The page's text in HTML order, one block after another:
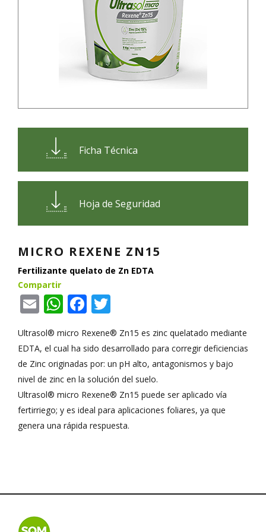
Ficha Técnica
Hoja de Seguridad
MICRO REXENE ZN15
Fertilizante quelato de Zn EDTA
Compartir
EmailWhatsApp
Facebook
Ultrasol® micro Rexene® Zn15 es zinc quelatado mediante
EDTA, el cual ha sido desarrollado para corregir deficiencias
de Zinc originadas por: un pH alto, antagonismos y bajo
nivel de zinc en la solución del suelo.
Ultrasol® micro Rexene® Zn15 puede ser aplicado vía
fertirriego; y es ideal para aplicaciones foliares, ya que
genera una rápida respuesta.